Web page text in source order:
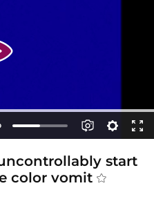
start
color vomit